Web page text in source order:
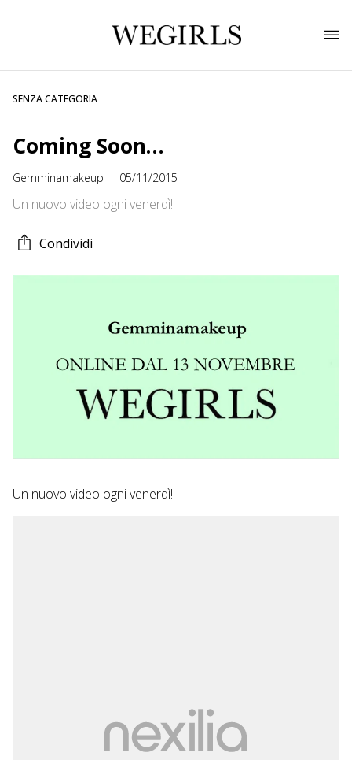
SENZA CATEGORIA
Coming Soon…
Gemminamakeup 05/11/2015
Un nuovo video ogni venerdì!
Condividi
Un nuovo video ogni venerdì!